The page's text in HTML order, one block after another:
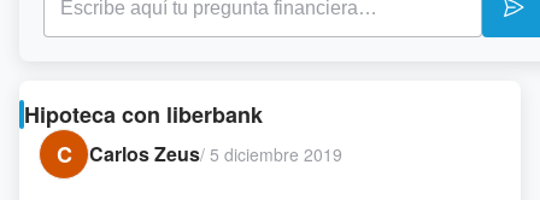
Hipoteca con liberbank
C
Carlos Zeus/ 5 diciembre 2019